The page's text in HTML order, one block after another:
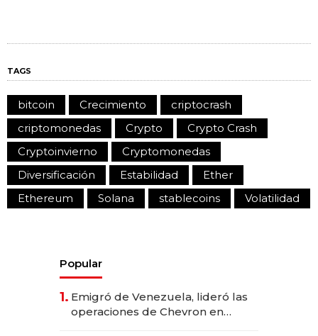
TAGS
bitcoin Crecimiento
criptocrash
criptomonedas
Crypto
Crypto Crash
Cryptoinvierno
Cryptomonedas
Diversificación
Estabilidad
Ether
Ethereum
Solana stablecoins Volatilidad
Popular
1. Emigró de Venezuela, lideró las
operaciones de Chevron en